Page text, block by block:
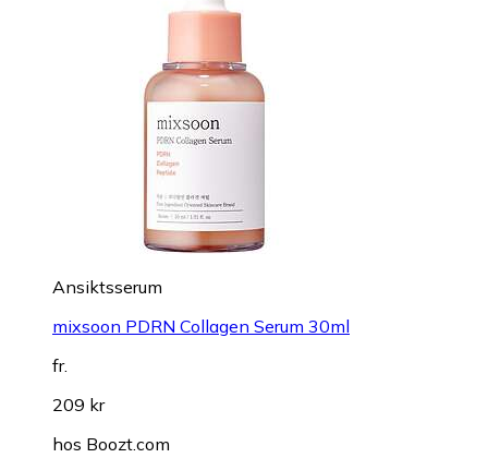
Ansiktsserum
mixsoon PDRN Collagen Serum 30ml
fr.
209 kr
hos Boozt.com